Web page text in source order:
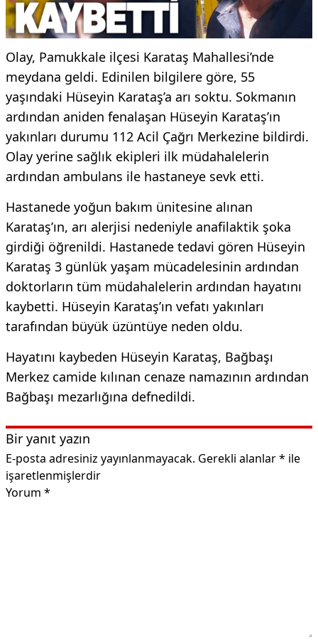
Olay, Pamukkale ilçesi Karataş Mahallesi’nde
meydana geldi. Edinilen bilgilere göre, 55
yaşındaki Hüseyin Karataş’a arı soktu. Sokmanın
ardından aniden fenalaşan Hüseyin Karataş’ın
yakınları durumu 112 Acil Çağrı Merkezine bildirdi.
Olay yerine sağlık ekipleri ilk müdahalelerin
ardından ambulans ile hastaneye sevk etti.
Hastanede yoğun bakım ünitesine alınan
Karataş’ın, arı alerjisi nedeniyle anafilaktik şoka
girdiği öğrenildi. Hastanede tedavi gören Hüseyin
Karataş 3 günlük yaşam mücadelesinin ardından
doktorların tüm müdahalelerin ardından hayatını
kaybetti. Hüseyin Karataş’ın vefatı yakınları
tarafından büyük üzüntüye neden oldu.
Hayatını kaybeden Hüseyin Karataş, Bağbaşı
Merkez camide kılınan cenaze namazının ardından
Bağbaşı mezarlığına defnedildi.
Bir yanıt yazın
E-posta adresiniz yayınlanmayacak. Gerekli alanlar* ile
işaretlenmişlerdir
Yorum *